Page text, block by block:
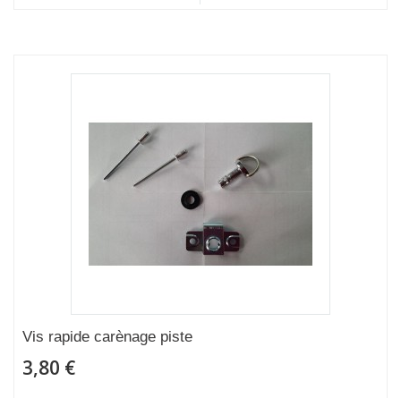
Vis rapide carènage piste
3,80 €